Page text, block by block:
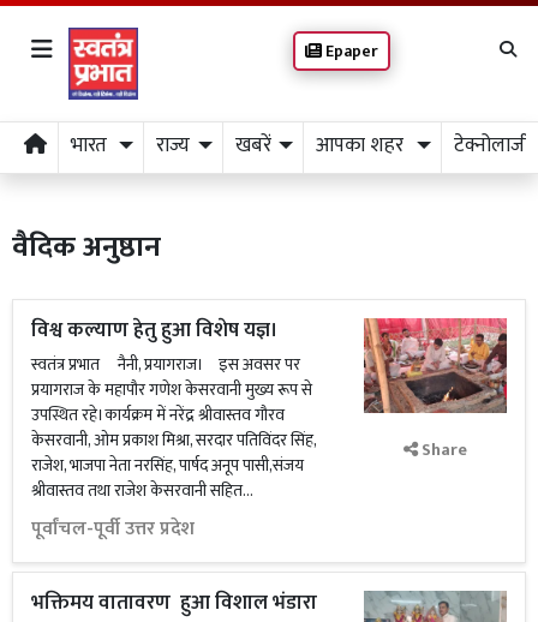
Epaper
भारत राज्य खबरें आपका शहर टेक्नोलाजी
वैदिक अनुष्ठान
विश्व कल्याण हेतु हुआ विशेष यज्ञ।
स्वतंत्र प्रभात नैनी, प्रयागराज। इस अवसर पर
प्रयागराज के महापौर गणेश केसरवानी मुख्य रूप से
उपस्थित रहे।कार्यक्रम में नरेंद्र श्रीवास्तव गौरव
केसरवानी, ओम प्रकाश मिश्रा, सरदार पतिविंदर सिंह,
राजेश, भाजपा नेता नरसिंह, पार्षद अनूप पासी,संजय
श्रीवास्तव तथा राजेश केसरवानी सहित...
पूर्वांचल-पूर्वी उत्तर प्रदेश
Share
भक्तिमय वातावरण हुआ विशाल भंडारा